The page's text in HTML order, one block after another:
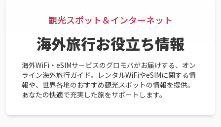
観光スポット＆インターネット
海外旅行お役立ち情報
海外WiFi・eSIMサービスのグロモバがお届けする、オン
ライン海外旅行ガイド。レンタルWiFiやeSIMに関する情
報や、世界各地のおすすめ観光スポットの情報を提供。
あなたの快適で充実した旅をサポートします。